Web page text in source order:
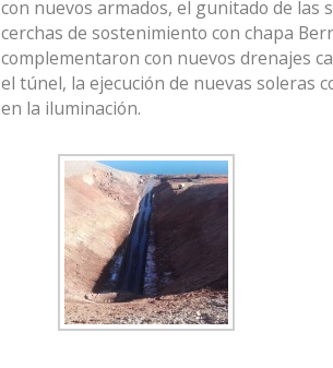
con nuevos armados, el gunitado de las
cerchas de sostenimiento con chapa
complementaron con nuevos drenajes
el túnel, la ejecución de nuevas soleras
en la iluminación.